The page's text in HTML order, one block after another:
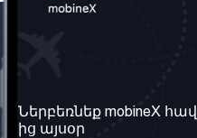
Մեր մասին
Մեր ծառայությունները
Ներբեռնեք mobineX
ից այսօր